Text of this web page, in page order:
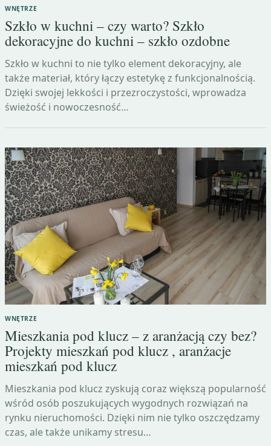
WNĘTRZE
Szkło w kuchni – czy warto? Szkło
dekoracyjne do kuchni – szkło ozdobne
Szkło w kuchni to nie tylko element dekoracyjny, ale
także materiał, który łączy estetykę z funkcjonalnością.
Dzięki swojej lekkości i przezroczystości, wprowadza
świeżość i nowoczesność…
WNĘTRZE
Mieszkania pod klucz – z aranżacją czy bez?
Projekty mieszkań pod klucz , aranżacje
mieszkań pod klucz
Mieszkania pod klucz zyskują coraz większą popularność
wśród osób poszukujących wygodnych rozwiązań na
rynku nieruchomości. Dzięki nim nie tylko oszczędzamy
czas, ale także unikamy stresu…